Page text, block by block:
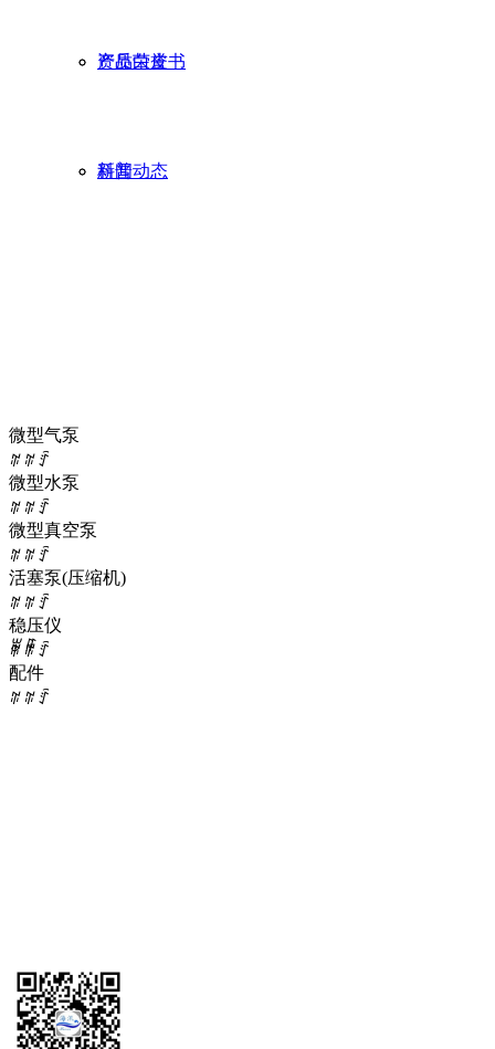
产品白皮书
科普
资质荣誉
新闻动态
微型气泵
ꄶ ꄶ ꄷ
微型水泵
ꄶ ꄶ ꄷ
微型真空泵
ꄶ ꄶ ꄷ
活塞泵(压缩机)
ꄶ ꄶ ꄷ
稳压仪
ꄶ ꄶ ꄷ
配件
ꄶ ꄶ ꄷ
ꂃ ꁹ
首页 ꄲ 流量>6L/min